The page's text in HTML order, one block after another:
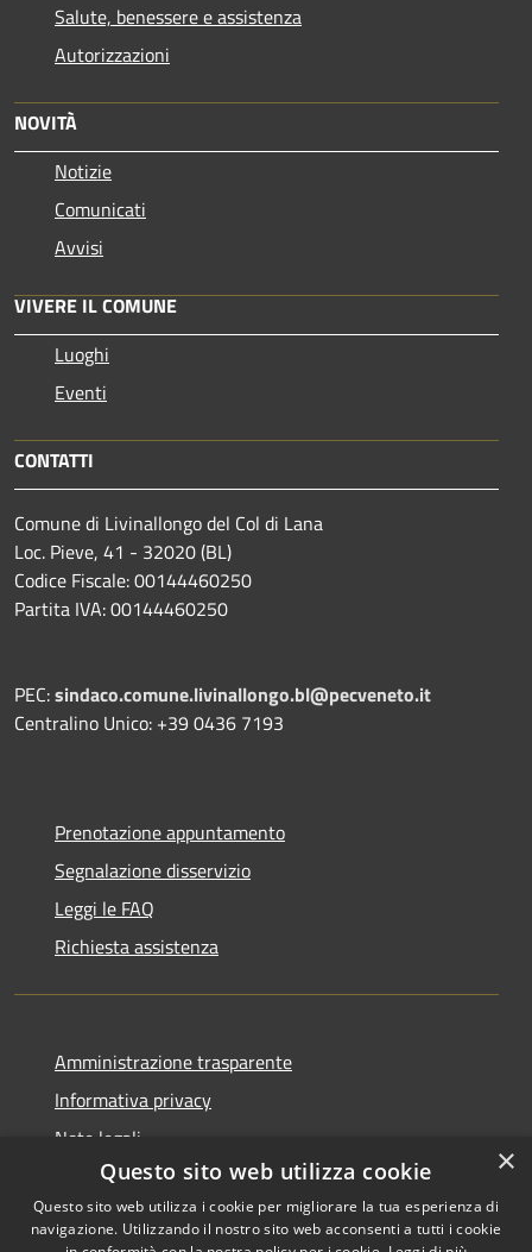
Salute, benessere e assistenza
Autorizzazioni
NOVITÀ
Notizie
Comunicati
Avvisi
VIVERE IL COMUNE
Luoghi
Eventi
CONTATTI
Comune di Livinallongo del Col di Lana
Loc. Pieve, 41 - 32020 (BL)
Codice Fiscale: 00144460250
Partita IVA: 00144460250
PEC:sindaco.comune.livinallongo.bl@pecveneto.it
Centralino Unico: +39 0436 7193
Prenotazione appuntamento
Segnalazione disservizio
Leggi le FAQ
Richiesta assistenza
Amministrazione trasparente
Informativa privacy
Note legali
Dichiarazione di accessibilità
×
Questo sito web utilizza cookie
Questo sito web utilizza i cookie per migliorare la tua esperienza di
navigazione. Utilizzando il nostro sito web acconsenti a tutti i cookie